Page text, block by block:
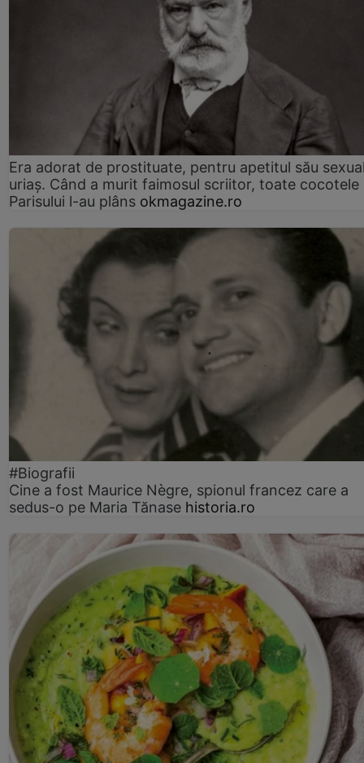
Era adorat de prostituate, pentru apetitul său
uriaș. Când a murit faimosul scriitor, toate cocotele
Parisului l-au plâns okmagazine.ro
#Biografii
Cine a fost Maurice Nègre, spionul francez care a
sedus-o pe Maria Tănase historia.ro